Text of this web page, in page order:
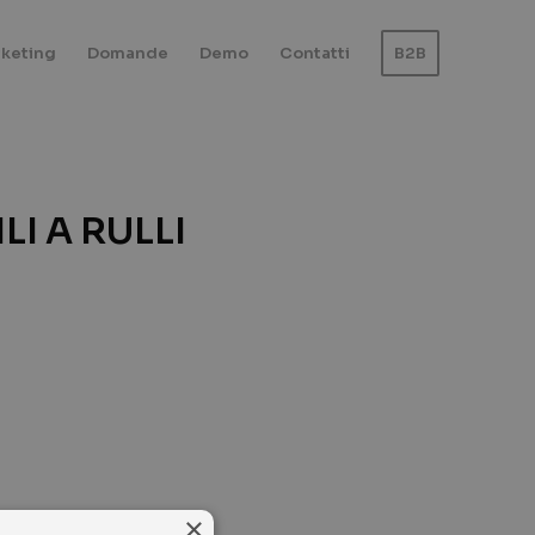
Domande Demo Contatti B2B
A RULLI